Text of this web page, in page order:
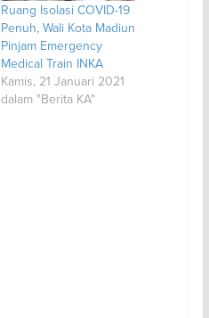
Ruang Isolasi COVID-19
Penuh, Wali Kota Madiun
Pinjam Emergency
Medical Train INKA
Kamis, 21 Januari 2021
dalam "Berita KA"